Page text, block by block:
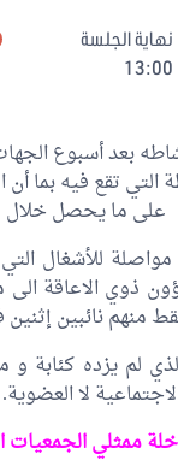
نهاية الجلسة
13:00
التي تقع فيه
على ما يحصل خلال
للأشغال
ذوي الاعاقة الى
لم يزده كئابة و
لا العضوية.
ممثلي الجمعيات